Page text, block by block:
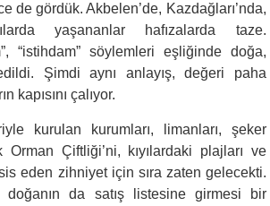
de gördük. Akbelen’de, Kazdağları’nda,
yaşananlar hafızalarda taze.
“istihdam” söylemleri eşliğinde doğa,
Şimdi aynı anlayış, değeri paha
kapısını çalıyor.
kurulan kurumları, limanları, şeker
Orman Çiftliği’ni, kıyılardaki plajları ve
eden zihniyet için sıra zaten gelecekti.
doğanın da satış listesine girmesi bir